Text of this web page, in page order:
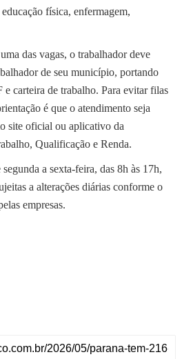
física, enfermagem,
das vagas, o trabalhador deve
de seu município, portando
e carteira de trabalho. Para evitar filas
é que o atendimento seja
site oficial ou aplicativo da
Qualificação e Renda.
a sexta-feira, das 8h às 17h,
a alterações diárias conforme o
empresas.